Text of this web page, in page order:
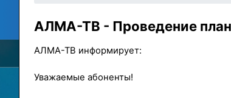
АЛМА-ТВ - Проведение
АЛМА-ТВ информирует:
Уважаемые абоненты!